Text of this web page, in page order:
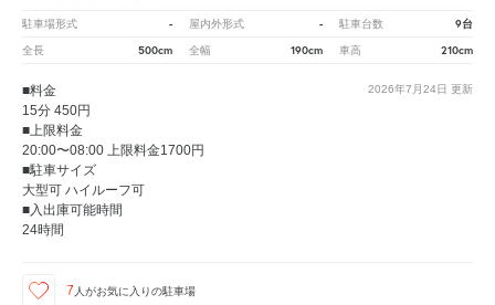
駐車場形式 - 屋内外形式 - 駐車台数 9台
全長 500cm 全幅 190cm 車高 210cm
2026年7月24日 更新
■料金
15分 450円
■上限料金
20:00〜08:00 上限料金1700円
■駐車サイズ
大型可 ハイルーフ可
■入出庫可能時間
24時間
7 人がお気に入りの駐車場